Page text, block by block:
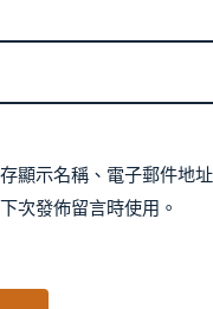
顯示名稱、電子郵件地
次發佈留言時使用。